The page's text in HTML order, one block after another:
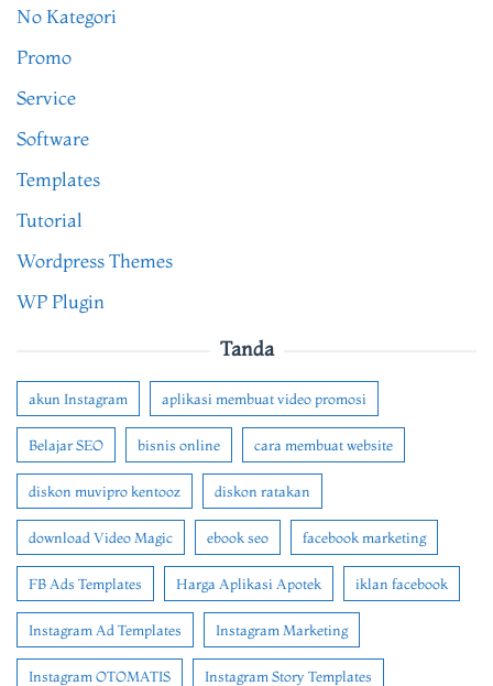
No Kategori
Promo
Service
Software
Templates
Tutorial
Wordpress Themes
WP Plugin
Tanda
akun Instagram aplikasi membuat video promosi
Belajar SEO bisnis online cara membuat website
diskon muvipro kentooz diskon ratakan
download Video Magic ebook seo facebook marketing
FB Ads Templates Harga Aplikasi Apotek iklan facebook
Instagram Ad Templates Instagram Marketing
Instagram OTOMATIS Instagram Story Templates